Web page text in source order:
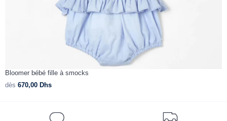
Bloomer bébé fille à smocks
dès 670,00 Dhs